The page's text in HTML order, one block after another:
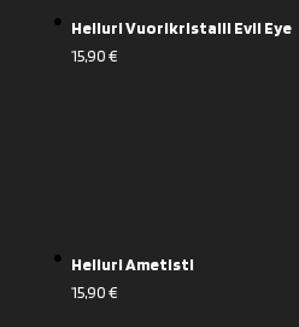
Heiluri Vuorikristalli Evil Eye
15,90€
Heiluri Ametisti
15,90€